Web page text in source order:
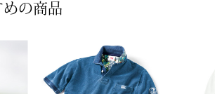
スニーカー
の商品